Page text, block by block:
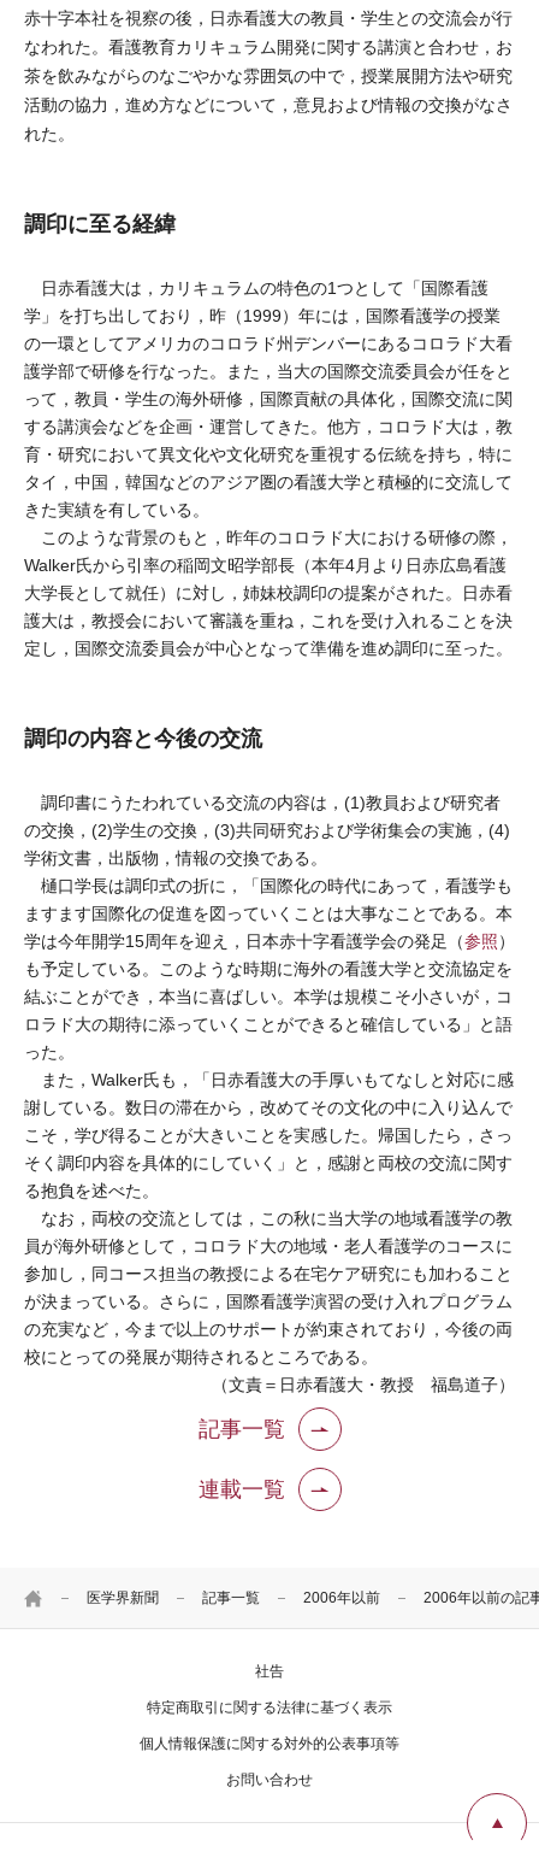
HOME 医学界新聞 記事一覧 2006年以前 2006年以前の記
赤十字本社を視察の後，日赤看護大の教員・学生との交流会が行
なわれた。看護教育カリキュラム開発に関する講演と合わせ，お
茶を飲みながらのなごやかな雰囲気の中で，授業展開方法や研究
活動の協力，進め方などについて，意見および情報の交換がなさ
れた。
調印に至る経緯
日赤看護大は，カリキュラムの特色の1つとして「国際看護
学」を打ち出しており，昨（1999）年には，国際看護学の授業
の一環としてアメリカのコロラド州デンバーにあるコロラド大看
護学部で研修を行なった。また，当大の国際交流委員会が任をと
って，教員・学生の海外研修，国際貢献の具体化，国際交流に関
する講演会などを企画・運営してきた。他方，コロラド大は，教
育・研究において異文化や文化研究を重視する伝統を持ち，特に
タイ，中国，韓国などのアジア圏の看護大学と積極的に交流して
きた実績を有している。
このような背景のもと，昨年のコロラド大における研修の際，
Walker氏から引率の稲岡文昭学部長（本年4月より日赤広島看護
大学長として就任）に対し，姉妹校調印の提案がされた。日赤看
護大は，教授会において審議を重ね，これを受け入れることを決
定し，国際交流委員会が中心となって準備を進め調印に至った。
調印の内容と今後の交流
調印書にうたわれている交流の内容は，(1)教員および研究者
の交換，(2)学生の交換，(3)共同研究および学術集会の実施，(4)
学術文書，出版物，情報の交換である。
樋口学長は調印式の折に，「国際化の時代にあって，看護学も
ますます国際化の促進を図っていくことは大事なことである。本
学は今年開学15周年を迎え，日本赤十字看護学会の発足（参照）
も予定している。このような時期に海外の看護大学と交流協定を
結ぶことができ，本当に喜ばしい。本学は規模こそ小さいが，コ
ロラド大の期待に添っていくことができると確信している」と語
った。
また，Walker氏も，「日赤看護大の手厚いもてなしと対応に感
謝している。数日の滞在から，改めてその文化の中に入り込んで
こそ，学び得ることが大きいことを実感した。帰国したら，さっ
そく調印内容を具体的にしていく」と，感謝と両校の交流に関す
る抱負を述べた。
なお，両校の交流としては，この秋に当大学の地域看護学の教
員が海外研修として，コロラド大の地域・老人看護学のコースに
参加し，同コース担当の教授による在宅ケア研究にも加わること
が決まっている。さらに，国際看護学演習の受け入れプログラム
の充実など，今まで以上のサポートが約束されており，今後の両
校にとっての発展が期待されるところである。
（文責＝日赤看護大・教授 福島道子）
記事一覧
連載一覧
社告
特定商取引に関する法律に基づく表示
個人情報保護に関する対外的公表事項等
お問い合わせ